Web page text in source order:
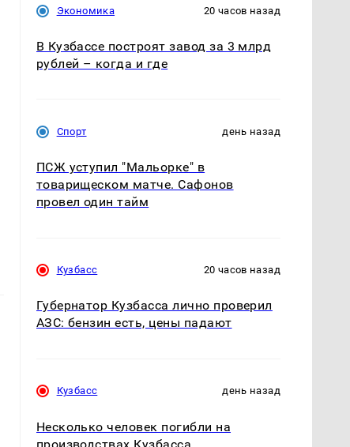
Экономика 20 часов назад
В Кузбассе построят завод за 3 млрд
рублей – когда и где
Спорт день назад
ПСЖ уступил "Мальорке" в
товарищеском матче. Сафонов
провел один тайм
Кузбасс 20 часов назад
Губернатор Кузбасса лично проверил
АЗС: бензин есть, цены падают
Кузбасс день назад
Несколько человек погибли на
производствах Кузбасса